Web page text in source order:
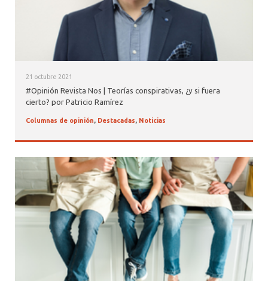
21 octubre 2021
#Opinión Revista Nos | Teorías conspirativas, ¿y si fuera
cierto? por Patricio Ramírez
Columnas de opinión, Destacadas, Noticias